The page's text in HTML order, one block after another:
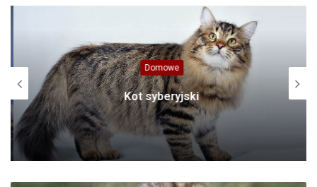
Domowe
Kot syberyjski